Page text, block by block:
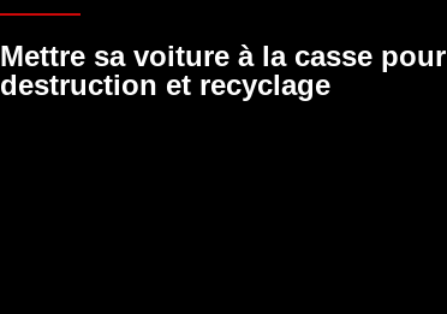
Mettre sa voiture à la casse pour
destruction et recyclage